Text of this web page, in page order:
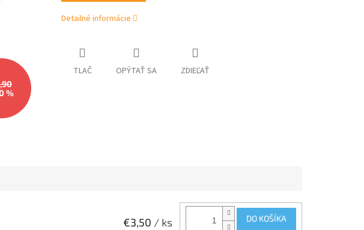
%
Detailné informácie
TLAČ OPÝTAŤ SA ZDIEĽAŤ
€3,50 / ks DO KOŠÍKA